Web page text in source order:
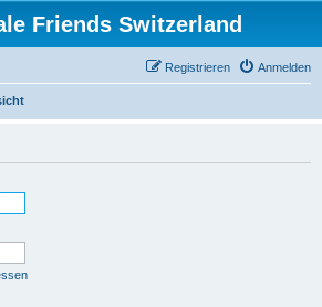
Friends Switzerland
Anmelden
Registrieren